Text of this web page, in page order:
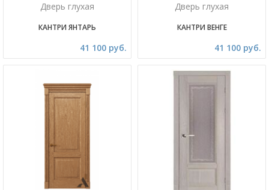
Дверь глухая
КАНТРИ ЯНТАРЬ
41 100 руб.
Дверь глухая
КАНТРИ ВЕНГЕ
41 100 руб.